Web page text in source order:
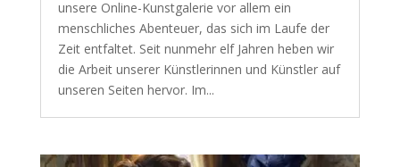
unsere Online-Kunstgalerie vor allem ein
menschliches Abenteuer, das sich im Laufe der
Zeit entfaltet. Seit nunmehr elf Jahren heben wir
die Arbeit unserer Künstlerinnen und Künstler auf
unseren Seiten hervor. Im...